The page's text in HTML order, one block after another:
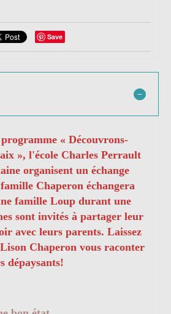
Save
« Découvrons-
», l'école Charles Perrault
organisent un échange
Chaperon échangera
famille Loup durant une
sont invités à partager leur
avec leurs parents. Laissez
Chaperon vous raconter
dépaysants!